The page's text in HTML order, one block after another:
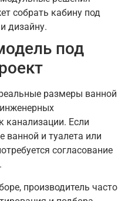
собрать кабину под
дизайну.
под
размеры ванной
канализации. Если
ванной и туалета или
согласование
производитель часто